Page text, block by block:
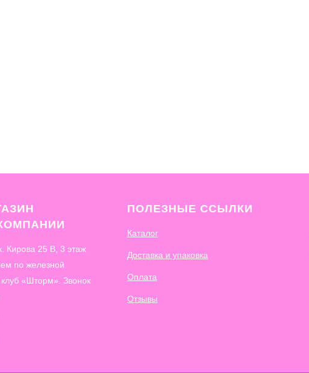
Кирова 25 В, 3 этаж
по железной
клуб «Шторм». Звонок
ПОЛЕЗНЫЕ ССЫЛКИ
Каталог
Доставка и упаковка
Оплата
Отзывы